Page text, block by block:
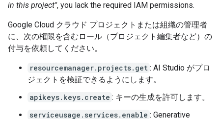
in this project", you lack the required IAM permissions.
Google Cloud クラウド プロジェクトまたは組織の管理者
に、次の権限を含むロール（プロジェクト編集者など）の
付与を依頼してください。
resourcemanager.projects.get : AI Studio がプロ
ジェクトを検証できるようにします。
apikeys.keys.create : キーの生成を許可します。
serviceusage.services.enable : Generative